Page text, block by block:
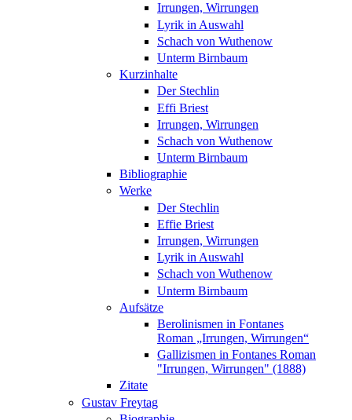
Irrungen, Wirrungen
Lyrik in Auswahl
Schach von Wuthenow
Unterm Birnbaum
Kurzinhalte
Der Stechlin
Effi Briest
Irrungen, Wirrungen
Schach von Wuthenow
Unterm Birnbaum
Bibliographie
Werke
Der Stechlin
Effie Briest
Irrungen, Wirrungen
Lyrik in Auswahl
Schach von Wuthenow
Unterm Birnbaum
Aufsätze
Berolinismen in Fontanes
Roman „Irrungen, Wirrungen“
Gallizismen in Fontanes Roman
"Irrungen, Wirrungen" (1888)
Zitate
Gustav Freytag